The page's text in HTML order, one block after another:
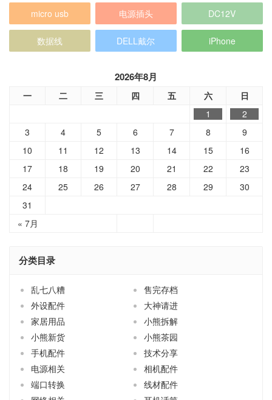
micro usb 电源插头 DC12V
数据线 DELL戴尔 iPhone
2026年8月
一 二 三 四 五 六 日
« 7月
1
2
3
4 5 6 7 8
9
10
11 12 13 14 15
16
17
18 19 20 21 22
23
24
25 26 27 28 29
30
31
分类目录
乱七八糟
售完存档
外设配件
大神请进
家居用品
小熊拆解
小熊新货
小熊茶园
手机配件
技术分享
电源相关
相机配件
端口转换
线材配件